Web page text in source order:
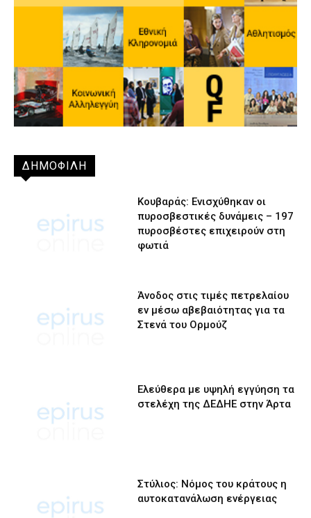
ΔΗΜΟΦΙΛΗ
Κουβαράς: Ενισχύθηκαν οι
πυροσβεστικές δυνάμεις – 197
πυροσβέστες επιχειρούν στη
φωτιά
Άνοδος στις τιμές πετρελαίου
εν μέσω αβεβαιότητας για τα
Στενά του Ορμούζ
Ελεύθερα με υψηλή εγγύηση τα
στελέχη της ΔΕΔΗΕ στην Άρτα
Στύλιος: Νόμος του κράτους η
αυτοκατανάλωση ενέργειας